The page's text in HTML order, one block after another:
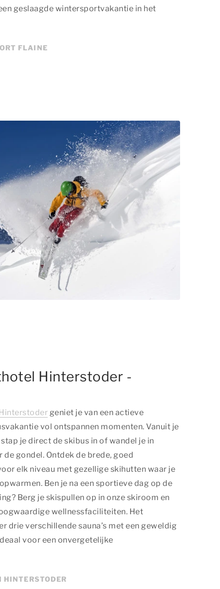
geslaagde wintersportvakantie in het
FLAINE
Hinterstoder -
geniet je van een actieve
vol ontspannen momenten. Vanuit je
je direct de skibus in of wandel je in
de gondel. Ontdek de brede, goed
elk niveau met gezellige skihutten waar je
Ben je na een sportieve dag op de
Berg je skispullen op in onze skiroom en
wellnessfaciliteiten. Het
drie verschillende sauna’s met een geweldig
voor een onvergetelijke